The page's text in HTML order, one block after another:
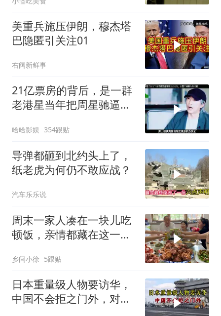
美重兵施压伊朗，穆杰塔
巴隐匿引关注01
右阀新鲜事
21亿票房的背后，是一群
老港星当年把周星驰逼出
哈哈影娱 354跟贴
导弹都砸到北约头上了，
纸老虎为何仍不敢应战？
汽车乐乐说
周末一家人凑在一块儿吃
顿饭，亲情都藏在这一饭
乡间小徐 5跟贴
日本重量级人物要访华，
中国不会拒之门外，对日